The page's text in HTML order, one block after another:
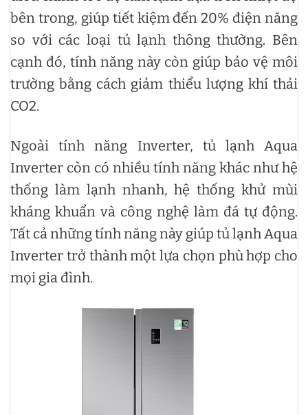
bên trong, giúp tiết kiệm đến 20% điện năng
so với các loại tủ lạnh thông thường. Bên
cạnh đó, tính năng này còn giúp bảo vệ môi
trường bằng cách giảm thiểu lượng khí thải
CO2.
Ngoài tính năng Inverter, tủ lạnh Aqua
Inverter còn có nhiều tính năng khác như hệ
thống làm lạnh nhanh, hệ thống khử mùi
kháng khuẩn và công nghệ làm đá tự động.
Tất cả những tính năng này giúp tủ lạnh Aqua
Inverter trở thành một lựa chọn phù hợp cho
mọi gia đình.